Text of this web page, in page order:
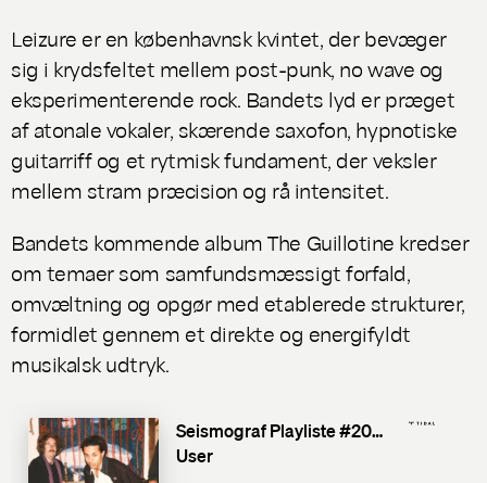
Leizure er en københavnsk kvintet, der bevæger
sig i krydsfeltet mellem post-punk, no wave og
eksperimenterende rock. Bandets lyd er præget
af atonale vokaler, skærende saxofon, hypnotiske
guitarriff og et rytmisk fundament, der veksler
mellem stram præcision og rå intensitet.
Bandets kommende albumThe Guillotine kredser
om temaer som samfundsmæssigt forfald,
omvæltning og opgør med etablerede strukturer,
formidlet gennem et direkte og energifyldt
musikalsk udtryk.